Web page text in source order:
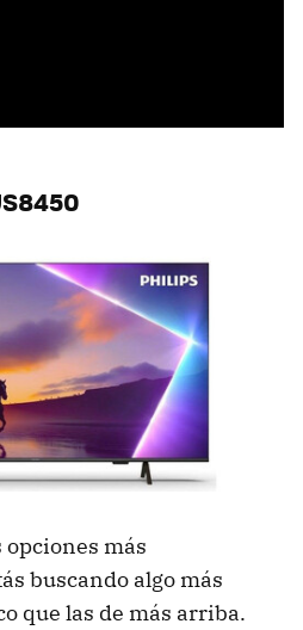
opciones más
buscando algo más
que las de más arriba.